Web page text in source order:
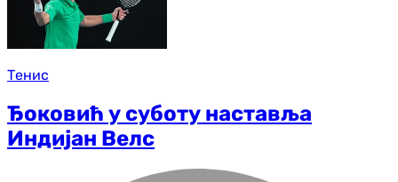
Тенис
Ђоковић у суботу наставља
Индијан Велс